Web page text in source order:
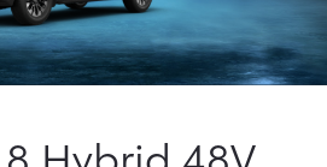
Hybrid 48V